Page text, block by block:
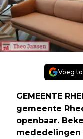
Voeg
GEMEENTE
gemeente
openbaar.